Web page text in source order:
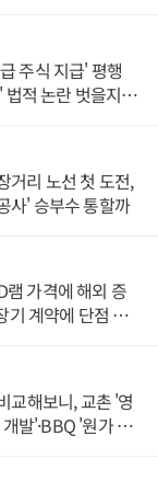
주식 지급' 평행
적 논란 벗을지 주
거리 노선 첫 도전,
사' 승부수 통할까
램 가격에 해외 증
기 계약에 단점 부
교해보니, 교촌 '영
발'·BBQ '원가 부